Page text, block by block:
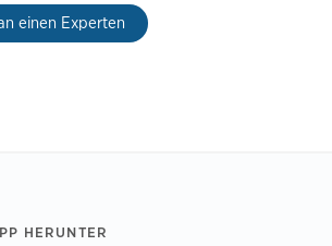
einen Experten
HERUNTER